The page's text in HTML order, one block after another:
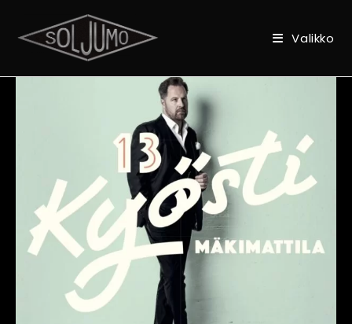
Valikko